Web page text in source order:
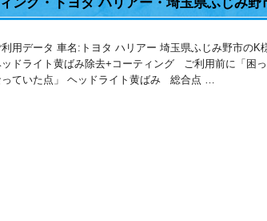
利用データ 車名:トヨタ ハリアー 埼玉県ふじみ野市のK
ッドライト黄ばみ除去+コーティング ご利用前に「困
っていた点」 ヘッドライト黄ばみ 総合点 …